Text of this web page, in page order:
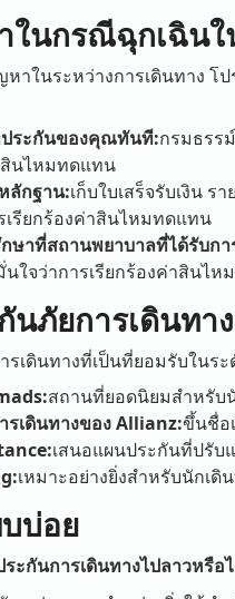
ในกรณีฉุกเฉินใ
ในระหว่างการเดินทาง โ
ระกันของคุณทันที:กรมธรร
สินไหมทดแทน
ลักฐาน:เก็บใบเสร็จรับเงิน
เรียกร้องค่าสินไหมทดแทน
กษาที่สถานพยาบาลที่ได้รับก
ใจว่าการเรียกร้องค่าสินไ
นภัยการเดินทา
เดินทางที่เป็นที่ยอมรับในร
สถานที่ยอดนิยมสำหรับ
รเดินทางของ Allianz:ขึ้นชื่อ
เสนอแผนประกันที่ปรั
เหมาะอย่างยิ่งสำหรับนักเ
บ่อย
ะกันการเดินทางไปลาวหรือ